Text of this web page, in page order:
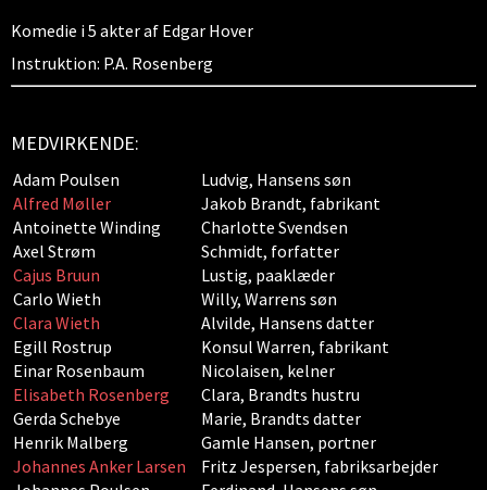
Komedie i 5 akter af Edgar Hover
Instruktion: P.A. Rosenberg
MEDVIRKENDE:
Adam Poulsen
Ludvig, Hansens søn
Alfred Møller
Jakob Brandt, fabrikant
Antoinette Winding
Charlotte Svendsen
Axel Strøm
Schmidt, forfatter
Cajus Bruun
Lustig, paaklæder
Carlo Wieth
Willy, Warrens søn
Clara Wieth
Alvilde, Hansens datter
Egill Rostrup
Konsul Warren, fabrikant
Einar Rosenbaum
Nicolaisen, kelner
Elisabeth Rosenberg
Clara, Brandts hustru
Gerda Schebye
Marie, Brandts datter
Henrik Malberg
Gamle Hansen, portner
Johannes Anker Larsen
Fritz Jespersen, fabriksarbejder